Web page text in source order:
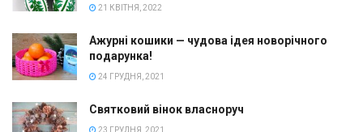
21 КВІТНЯ, 2022
Ажурні кошики — чудова ідея новорічного
подарунка!
24 ГРУДНЯ, 2021
Святковий вінок власноруч